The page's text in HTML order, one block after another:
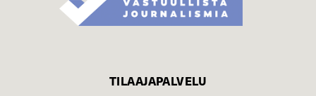
TILAAJAPALVELU